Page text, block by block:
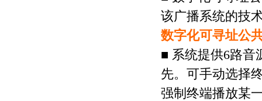
该广播系统的技
数字化可寻址公
■ 系统提供6路音
先。可手动选择
强制终端播放某